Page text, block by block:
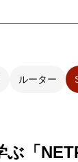
ルーター
「